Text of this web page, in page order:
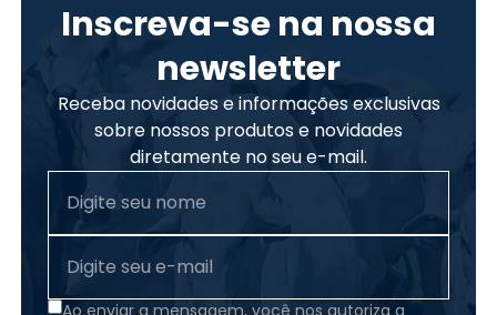
Inscreva-se na nossa
newsletter
Receba novidades e informações exclusivas
sobre nossos produtos e novidades
diretamente no seu e-mail.
Ao enviar a mensagem, você nos autoriza a